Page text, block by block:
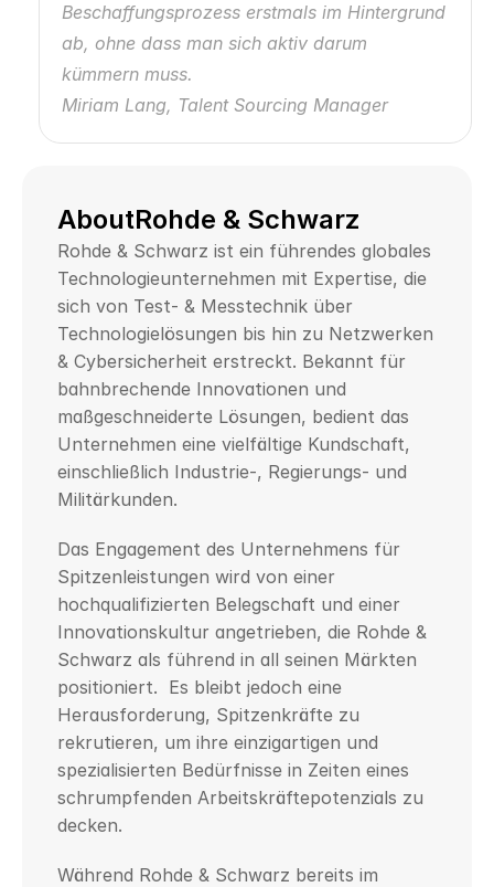
Beschaffungsprozess erstmals im Hintergrund
ab, ohne dass man sich aktiv darum
kümmern muss.
Miriam Lang, Talent Sourcing Manager
AboutRohde & Schwarz
Rohde & Schwarz ist ein führendes globales
Technologieunternehmen mit Expertise, die
sich von Test- & Messtechnik über
Technologielösungen bis hin zu Netzwerken
& Cybersicherheit erstreckt. Bekannt für
bahnbrechende Innovationen und
maßgeschneiderte Lösungen, bedient das
Unternehmen eine vielfältige Kundschaft,
einschließlich Industrie-, Regierungs- und
Militärkunden.
Das Engagement des Unternehmens für
Spitzenleistungen wird von einer
hochqualifizierten Belegschaft und einer
Innovationskultur angetrieben, die Rohde &
Schwarz als führend in all seinen Märkten
positioniert.  Es bleibt jedoch eine
Herausforderung, Spitzenkräfte zu
rekrutieren, um ihre einzigartigen und
spezialisierten Bedürfnisse in Zeiten eines
schrumpfenden Arbeitskräftepotenzials zu
decken.
Während Rohde & Schwarz bereits im